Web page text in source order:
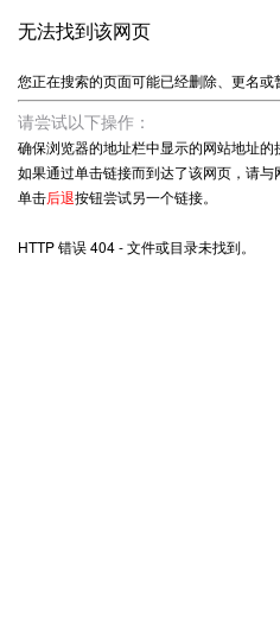
无法找到该网页
您正在搜索的页面可能已经删除、更名或
请尝试以下操作：
确保浏览器的地址栏中显示的网站地址的
如果通过单击链接而到达了该网页，请
单击后退按钮尝试另一个链接。
HTTP 错误 404 - 文件或目录未找到。